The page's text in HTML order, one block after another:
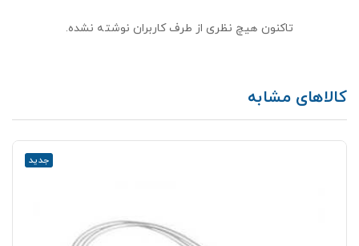
تاکنون هیچ نظری از طرف کاربران نوشته نشده.
کالاهای مشابه
جدید